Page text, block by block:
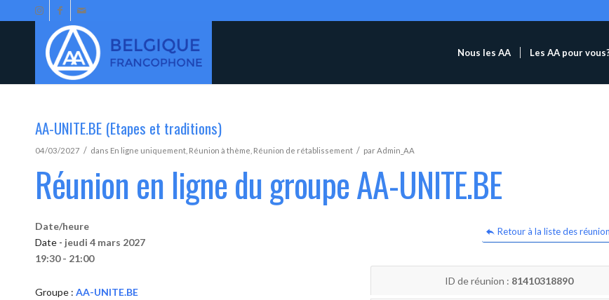
Nous les AA Les AA pour
AA-UNITE.BE (Etapes et traditions)
04/03/2027 / dans En ligne uniquement Réunion à thème Réunion de rétablissement / parAdmin_AA
Réunion en ligne du groupe AA-UNITE.BE
Retour à la liste des
Date/heure
Date - jeudi 4 mars 2027
19:30 - 21:00
Groupe : AA-UNITE.BE
ID de réunion : 81410318890